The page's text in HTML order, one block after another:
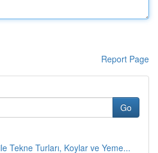
Report Page
Go
Tekne Turları, Koylar ve Yeme...